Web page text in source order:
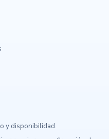
y disponibilidad.